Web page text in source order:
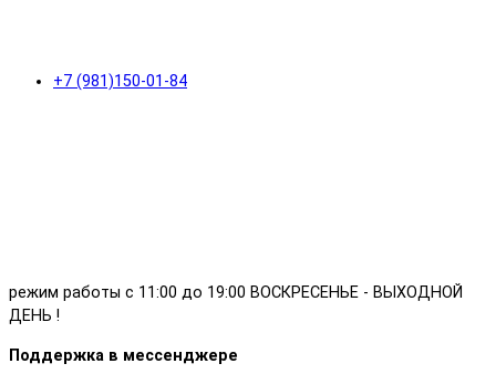
+7 (981)150-01-84
режим работы с 11:00 до 19:00 ВОСКРЕСЕНЬЕ - ВЫХОДНОЙ
ДЕНЬ !
Поддержка в мессенджере